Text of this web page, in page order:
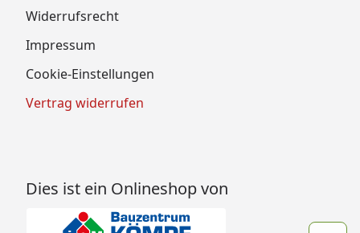
Widerrufsrecht
Impressum
Cookie-Einstellungen
Vertrag widerrufen
Dies ist ein Onlineshop von